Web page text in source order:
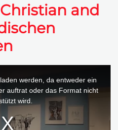
and
werden, da entweder ein
auftrat oder das Format nicht
wird.